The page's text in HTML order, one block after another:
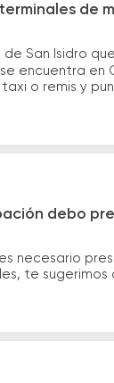
de
de San Isidro
encuentra en
o remis y
debo
necesario
te